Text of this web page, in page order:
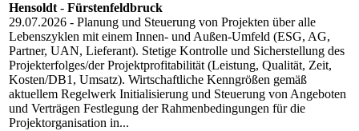
Hensoldt- Fürstenfeldbruck
29.07.2026 - Planung und Steuerung von Projekten über alle
Lebenszyklen mit einem Innen- und Außen-Umfeld (ESG, AG,
Partner, UAN, Lieferant). Stetige Kontrolle und Sicherstellung des
Projekterfolges/der Projektprofitabilität (Leistung, Qualität, Zeit,
Kosten/DB1, Umsatz). Wirtschaftliche Kenngrößen gemäß
aktuellem Regelwerk Initialisierung und Steuerung von Angeboten
und Verträgen Festlegung der Rahmenbedingungen für die
Projektorganisation in...